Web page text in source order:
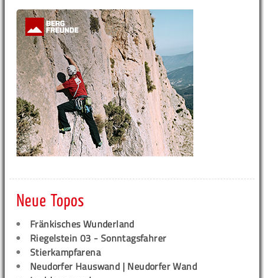
Neue Topos
Fränkisches Wunderland
Riegelstein 03 - Sonntagsfahrer
Stierkampfarena
Neudorfer Hauswand | Neudorfer Wand